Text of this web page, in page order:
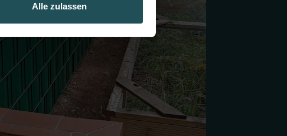
Alle zulassen